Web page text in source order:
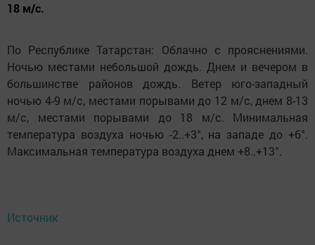
18 м/с.
По Республике Татарстан: Облачно с прояснениями.
Ночью местами небольшой дождь. Днем и вечером в
большинстве районов дождь. Ветер юго-западный
ночью 4-9 м/с, местами порывами до 12 м/с, днем 8-13
м/с, местами порывами до 18 м/с. Минимальная
температура воздуха ночью -2..+3°, на западе до +6°.
Максимальная температура воздуха днем +8..+13°.
Источник